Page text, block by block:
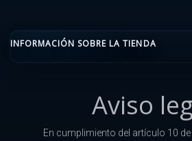
INFORMACIÓN SOBRE LA TIENDA
Aviso
En cumplimiento del artículo 10 de